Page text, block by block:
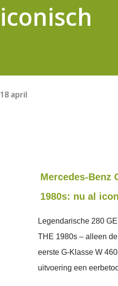
iconisch
18 april
Mercedes-Benz
1980s: nu al
Legendarische 280
THE 1980s – alleen
eerste G-Klasse W
uitvoering een